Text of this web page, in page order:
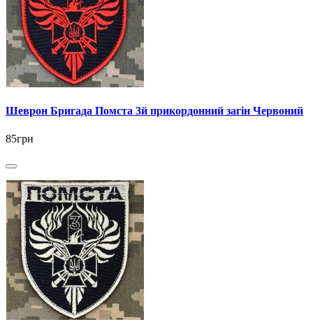
Шеврон Бригада Помста 3й прикордонний загін Червоний
85грн